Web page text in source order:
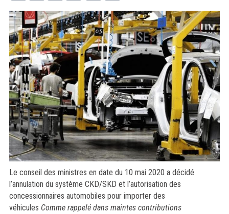
Le conseil des ministres en date du 10 mai 2020 a décidé
l’annulation du système CKD/SKD et l’autorisation des
concessionnaires automobiles pour importer des
véhicules Comme rappelé dans maintes contributions